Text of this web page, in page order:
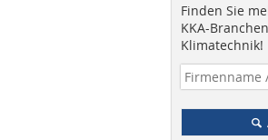
Finden Sie
KKA-
Klimatechnik!